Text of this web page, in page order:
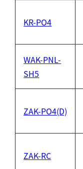
KR-PO4
WAK-PNL-
SH5
ZAK-PO4(D)
ZAK-RC
オゾン
フェノール
シリカ
ビタミンC
ひ素
アスベスト
吸光度
濁度|色度